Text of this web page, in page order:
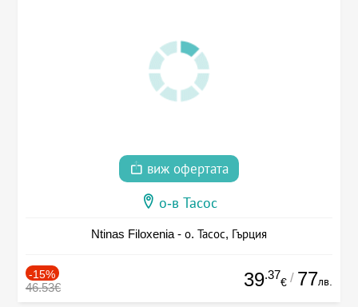
виж офертата
о-в Тасос
Ntinas Filoxenia - о. Тасос, Гърция
-15%
46.53€ 39.37
€ / 77лв.